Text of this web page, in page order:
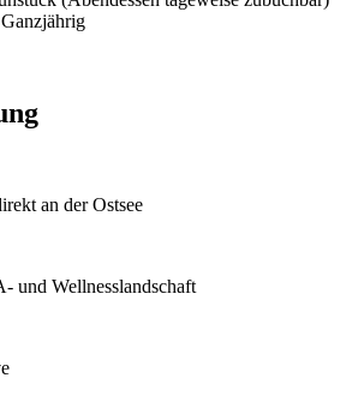
an der Ostsee
und Wellnesslandschaft